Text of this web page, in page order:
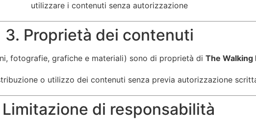
utilizzare i contenuti senza autorizzazione
3. Proprietà dei contenuti
fotografie, grafiche e materiali) sono di proprietà di The Walking
o utilizzo dei contenuti senza previa autorizzazione
di responsabilità